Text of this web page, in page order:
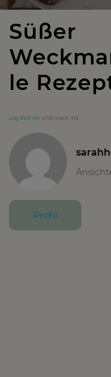
Süßer
le
Log dich ein und mach mit
Profil